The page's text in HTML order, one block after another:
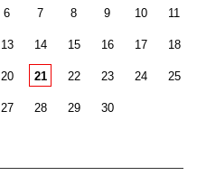
6 7 8 9 10 11
13 14 15 16 17 18
20 21 22 23 24 25
27 28 29 30